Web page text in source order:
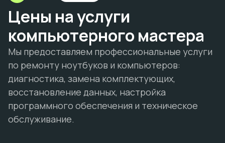
Цены на услуги
компьютерного мастера
Мы предоставляем профессиональные услуги
по ремонту ноутбуков и компьютеров:
диагностика, замена комплектующих,
восстановление данных, настройка
программного обеспечения и техническое
обслуживание.